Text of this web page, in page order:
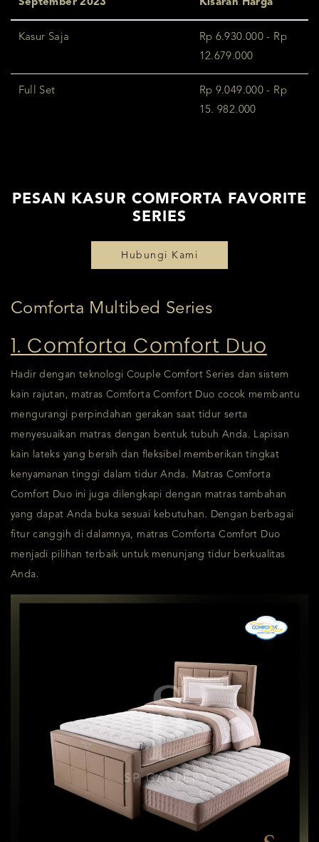
September 2023 Kisaran Harga
Kasur Saja
Rp 6.930.000 - Rp
12.679.000
Full Set
Rp 9.049.000 - Rp
15. 982.000
PESAN KASUR COMFORTA FAVORITE
SERIES
Hubungi Kami
Comforta Multibed Series
1. Comforta Comfort Duo
Hadir dengan teknologi Couple Comfort Series dan sistem
kain rajutan, matras Comforta Comfort Duo cocok membantu
mengurangi perpindahan gerakan saat tidur serta
menyesuaikan matras dengan bentuk tubuh Anda. Lapisan
kain lateks yang bersih dan fleksibel memberikan tingkat
kenyamanan tinggi dalam tidur Anda. Matras Comforta
Comfort Duo ini juga dilengkapi dengan matras tambahan
yang dapat Anda buka sesuai kebutuhan. Dengan berbagai
fitur canggih di dalamnya, matras Comforta Comfort Duo
menjadi pilihan terbaik untuk menunjang tidur berkualitas
Anda.